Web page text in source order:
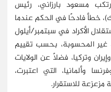
مسعود بارزاني، رئيس
خطأ فادحًا في الحكم عندما
الأكراد في سبتمبر/أيلول
غير المحسوبة، بحسب تقييم
وتركيا، فضلًا عن الولايات
وألمانيا، التي اعتبرت،
مزعزعة للاستقرار.